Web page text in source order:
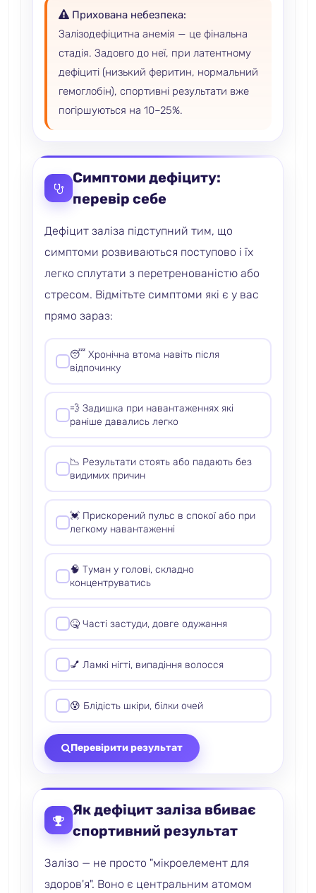
Прихована небезпека:
Залізодефіцитна анемія — це фінальна
стадія. Задовго до неї, при латентному
дефіциті (низький феритин, нормальний
гемоглобін), спортивні результати вже
погіршуються на 10–25%.
Симптоми дефіциту:
перевір себе
Дефіцит заліза підступний тим, що
симптоми розвиваються поступово і їх
легко сплутати з перетренованістю або
стресом. Відмітьте симптоми які є у вас
прямо зараз:
😴 Хронічна втома навіть після
відпочинку
💨 Задишка при навантаженнях які
раніше давались легко
📉 Результати стоять або падають без
видимих причин
💓 Прискорений пульс в спокої або при
легкому навантаженні
🧠 Туман у голові, складно
концентруватись
🤒 Часті застуди, довге одужання
💅 Ламкі нігті, випадіння волосся
😰 Блідість шкіри, білки очей
Перевірити результат
Як дефіцит заліза вбиває
спортивний результат
Залізо — не просто "мікроелемент для
здоров'я". Воно є центральним атомом